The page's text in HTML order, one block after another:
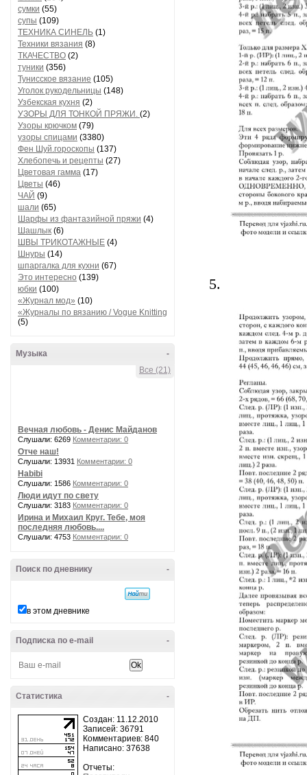
сумки (55)
супы (109)
ТЕХНИКА СИНЕЛЬ (1)
Техники вязания (8)
ТКАЧЕСТВО (2)
туники (356)
Тунисское вязание (105)
Уголок рукодельницы (148)
Узбекская кухня (2)
УЗОРЫ ДЛЯ ТОНКОЙ ПРЯЖИ. (2)
Узоры крючком (79)
узоры спицами (3380)
Фен Шуй.гороскопы (137)
Хлебопечь и рецепты (27)
Цветовая гамма (17)
Цветы (46)
ЧАЙ (9)
шали (65)
Шарфы из фантазийной пряжи (4)
Шашлык (6)
ШВЫ ТРИКОТАЖНЫЕ (4)
Шнуры (14)
шпаргалка для кухни (67)
Это интересно (139)
юбки (100)
«Журнал мод» (10)
«Журналы по вязанию / Vogue Knitting
(5)
-
Музыка
Все (21)
Вечная любовь - Денис Майданов
Слушали: 6269 Комментарии: 0
Отче наш!
Слушали: 13931 Комментарии: 0
Habibi
Слушали: 1586 Комментарии: 0
Люди идут по свету
Слушали: 3183 Комментарии: 0
Ирина и Михаил Круг. Тебе, моя
последняя любовь....
Слушали: 4753 Комментарии: 0
-
Поиск по дневнику
в этом дневнике
-
Подписка по e-mail
-
Статистика
Создан: 11.12.2010
Записей: 36791
Комментариев: 840
Написано: 37638
Отчеты:
5.